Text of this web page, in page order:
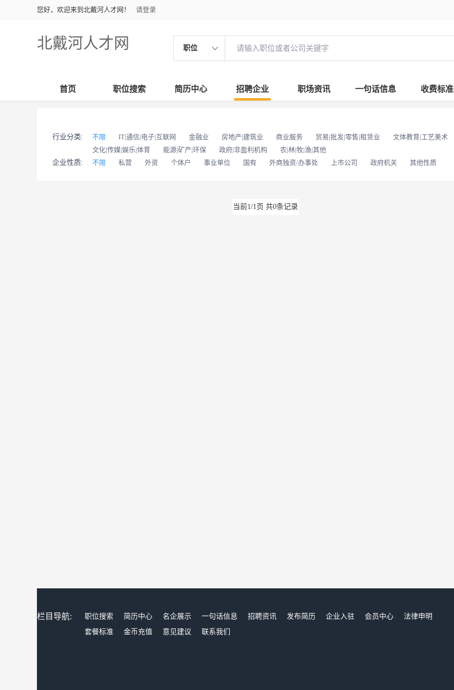
您好，欢迎来到北戴河人才网！ 请登录
北戴河人才网 职位
首页 职位搜索 简历中心 招聘企业 职场资讯 一句话信息 收费标准
行业分类: 不限 IT|通信|电子|互联网 金融业 房地产|建筑业 商业服务 贸易|批发|零售|租赁业 文体教育|工艺美术
文化|传媒|娱乐|体育
能源|矿产|环保 政府|非盈利机构
农|林|牧|渔|其他
企业性质:
不限 私营 外资 个体户 事业单位 国有 外商独资/办事处 上市公司 政府机关 其他性质
当前1/1页 共0条记录
栏目导航: 职位搜索 简历中心 名企展示 一句话信息 招聘资讯 发布简历 企业入驻 会员中心
法律申明
套餐标准
金币充值 意见建议 联系我们